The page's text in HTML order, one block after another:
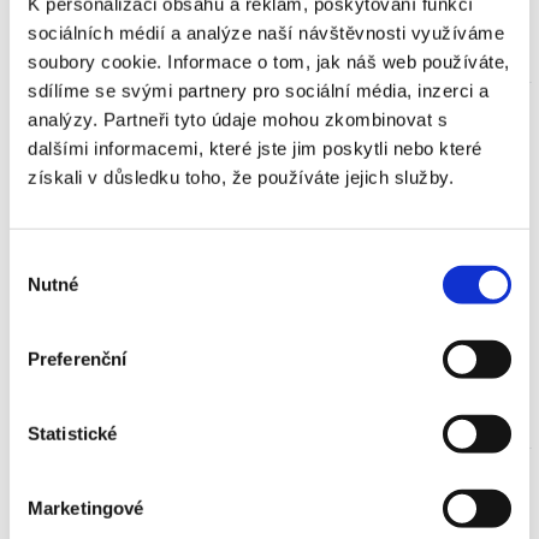
sociálních médií a analýze naší návštěvnosti využíváme
soubory cookie. Informace o tom, jak náš web používáte,
sdílíme se svými partnery pro sociální média, inzerci a
analýzy. Partneři tyto údaje mohou zkombinovat s
dalšími informacemi, které jste jim poskytli nebo které
získali v důsledku toho, že používáte jejich služby.
souhlasu
Nutné
Preferenční
Statistické
Marketingové
Dokument ke stažení ?>
Univerzální vzor výpovědi poji
stné smlouvy - řešení dohodo
u (před datem ukončení)
Pojišťovny většinou umožňují vypovědět
Budete potřebovat formulář pro výpověď od
pobočku chodit, můžete výpověď zaslat
písemně (emailem nebo poštou). Můžete
použít vzor výpovědi, který jsme pro Vás
uzavřeného službou na dálku
U pojistné smlouvy, která byla uzavřena